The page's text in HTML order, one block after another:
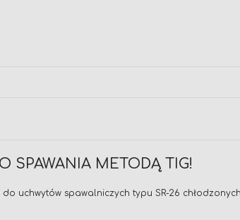
SPAWANIA METODĄ TIG!
uchwytów spawalniczych typu SR-26